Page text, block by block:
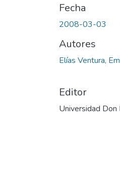
Fecha
2008-03-03
Autores
Elías Ventura,
Editor
Universidad Don